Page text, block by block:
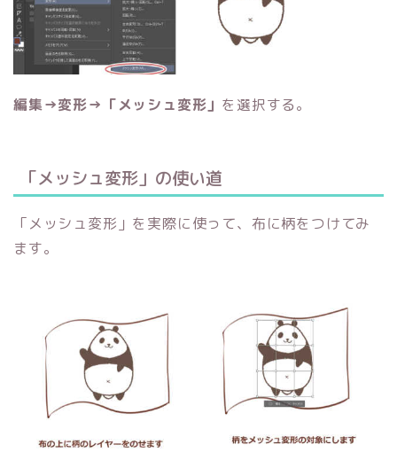
編集→変形→「メッシュ変形」 を選択する。
「メッシュ変形」の使い道
「メッシュ変形」を実際に使って、布に柄をつけてみ
ます。